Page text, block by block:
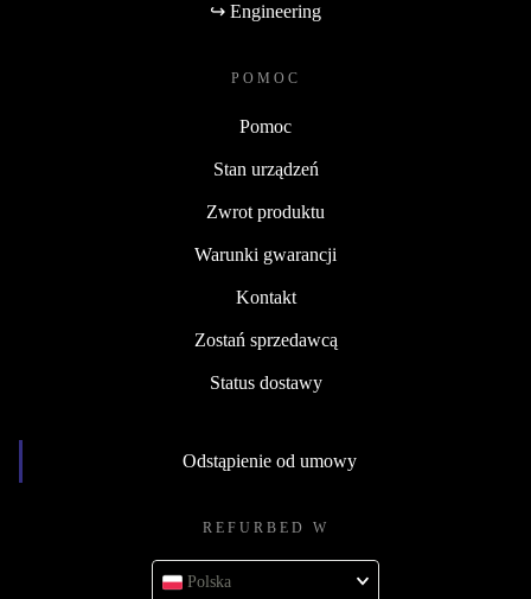
↪ Engineering
POMOC
Pomoc
Stan urządzeń
Zwrot produktu
Warunki gwarancji
Kontakt
Zostań sprzedawcą
Status dostawy
Odstąpienie od umowy
REFURBED W
Polska